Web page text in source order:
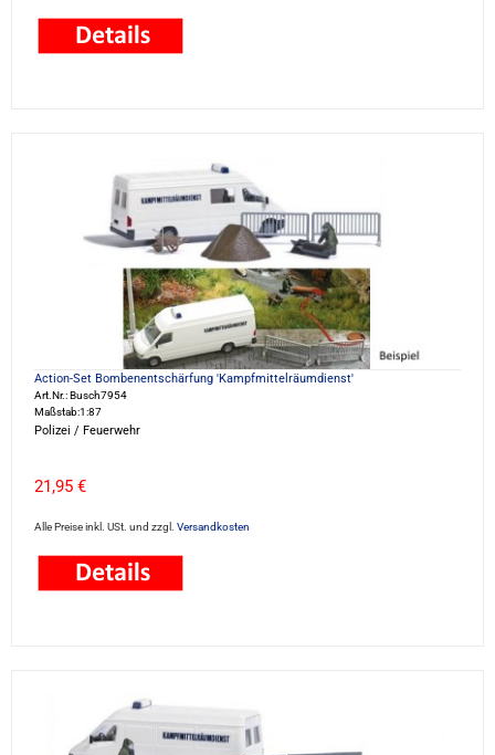
Action-Set Bombenentschärfung 'Kampfmittelräumdienst'
Art.Nr.: Busch7954
Maßstab:1:87
Polizei / Feuerwehr
21,95 €
Alle Preise inkl. USt. und zzgl. Versandkosten